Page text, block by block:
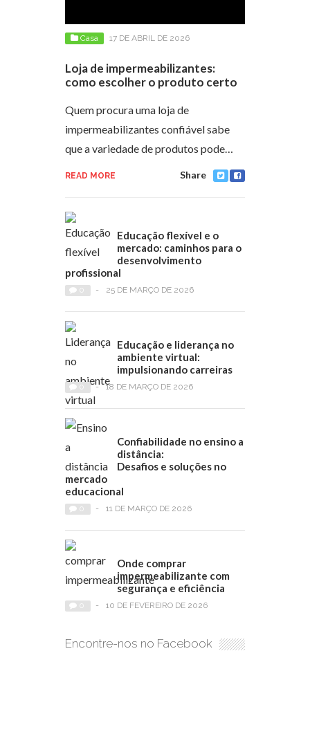
Casa 17 DE ABRIL DE 2026
Loja de impermeabilizantes:
como escolher o produto certo
Quem procura uma loja de
impermeabilizantes confiável sabe
que a variedade de produtos pode…
READ MORE Share
Educação flexível e o
mercado: caminhos para o
desenvolvimento
profissional
- 25 DE MARÇO DE 2026
Educação e liderança no
ambiente virtual:
impulsionando carreiras
- 18 DE MARÇO DE 2026
Confiabilidade no ensino a
distância:
Desafios e soluções no
mercado
educacional
- 11 DE MARÇO DE 2026
Onde comprar
impermeabilizante com
segurança e eficiência
- 10 DE FEVEREIRO DE 2026
Encontre-nos no Facebook